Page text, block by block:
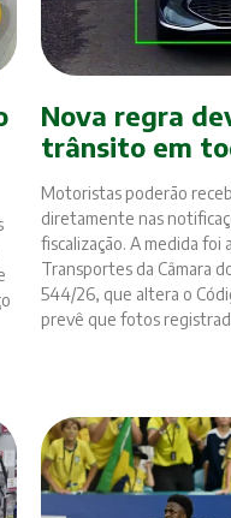
Nova regra
trânsito em
Motoristas poderão
diretamente nas
fiscalização. A medida foi
Transportes da Câmara
544/26, que altera o
prevê que fotos